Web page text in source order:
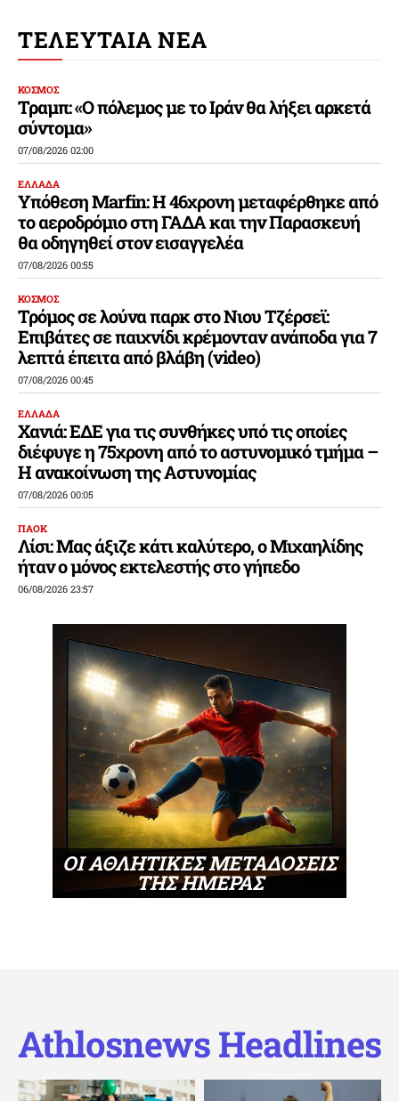
ΤΕΛΕΥΤΑΙΑ ΝΕΑ
ΚΟΣΜΟΣ
Τραμπ: «Ο πόλεμος με το Ιράν θα λήξει αρκετά
σύντομα»
07/08/2026 02:00
ΕΛΛΑΔΑ
Υπόθεση Marfin: Η 46χρονη μεταφέρθηκε από
το αεροδρόμιο στη ΓΑΔΑ και την Παρασκευή
θα οδηγηθεί στον εισαγγελέα
07/08/2026 00:55
ΚΟΣΜΟΣ
Τρόμος σε λούνα παρκ στο Νιου Τζέρσεϊ:
Επιβάτες σε παιχνίδι κρέμονταν ανάποδα για 7
λεπτά έπειτα από βλάβη (video)
07/08/2026 00:45
ΕΛΛΑΔΑ
Χανιά: ΕΔΕ για τις συνθήκες υπό τις οποίες
διέφυγε η 75χρονη από το αστυνομικό τμήμα –
Η ανακοίνωση της Αστυνομίας
07/08/2026 00:05
ΠΑΟΚ
Λίσι: Μας άξιζε κάτι καλύτερο, ο Μιχαηλίδης
ήταν ο μόνος εκτελεστής στο γήπεδο
06/08/2026 23:57
ΟΙ ΑΘΛΗΤΙΚΕΣ ΜΕΤΑΔΟΣΕΙΣ
ΤΗΣ ΗΜΕΡΑΣ
Athlosnews Headlines